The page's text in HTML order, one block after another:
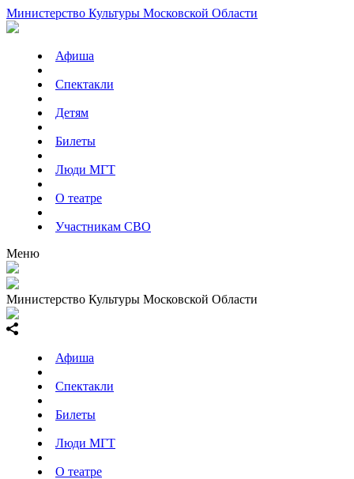
Министерство Культуры Московской Области
Афиша
Спектакли
Детям
Билеты
Люди МГТ
О театре
Участникам СВО
Меню
Министерство Культуры Московской Области
Афиша
Спектакли
Билеты
Люди МГТ
О театре